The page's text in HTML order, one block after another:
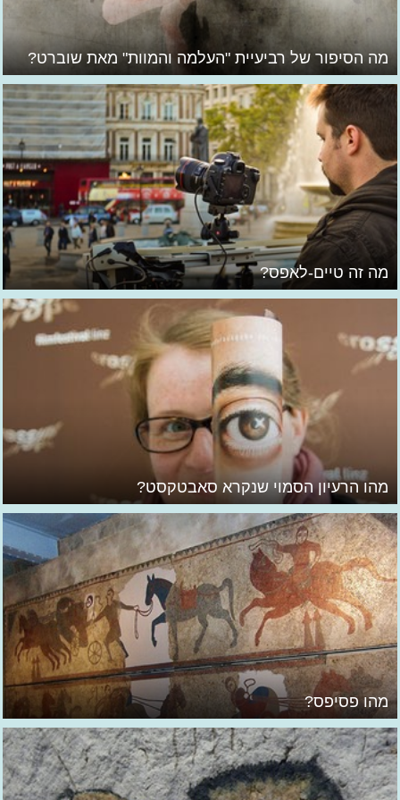
מה הסיפור של רביעיית "העלמה והמוות" מאת שוברט?
מה זה טיים-לאפס?
מהו הרעיון הסמוי שנקרא סאבטקסט?
מהו פסיפס?